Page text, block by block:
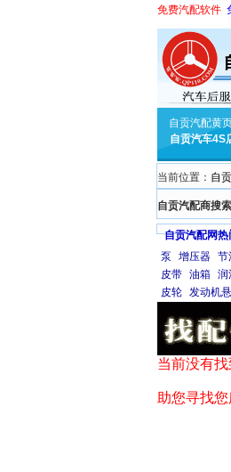
免费汽配软件
自贡汽配黄
自贡汽车4S
当前位置： 自
自贡汽配商搜
自贡汽配网
泵
增压器 节
皮带 油箱 润
皮轮 发动机
当前没有
助您寻找